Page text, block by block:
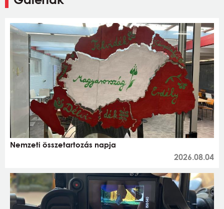
Nemzeti összetartozás napja
2026.08.04